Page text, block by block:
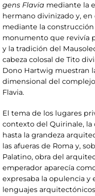
gens Flavia mediante la
hermano divinizado y, en
mediante la
monumento que revivía
y la tradición del
cabeza colosal de Tito
Dono Hartwig muestran
dimensional del
Flavia.
El tema de los lugares
contexto del Quirinale, la
hasta la grandeza
las afueras de Roma y,
Palatino, obra del
emperador aparecía
expresaba la opulencia y
lenguajes